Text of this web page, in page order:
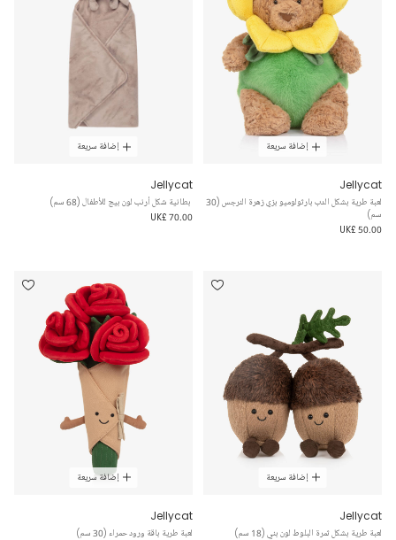
إضافة سريعة
Jellycat
لعبة طرية بشكل الدب بارثولوميو بزي زهرة النرجس (30
سم)
UK£ 50.00
إضافة سريعة
Jellycat
بطانية شكل أرنب لون بيج للأطفال (68 سم)
UK£ 70.00
إضافة سريعة
Jellycat
لعبة طرية بشكل ثمرة البلوط لون بني (18 سم)
إضافة سريعة
Jellycat
لعبة طرية باقة ورود حمراء (30 سم)